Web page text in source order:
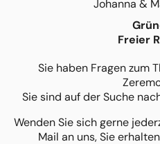
Johanna &
Freier
Sie haben Fragen zum
Sie sind auf der Suche
Wenden Sie sich gerne
Mail an uns, Sie